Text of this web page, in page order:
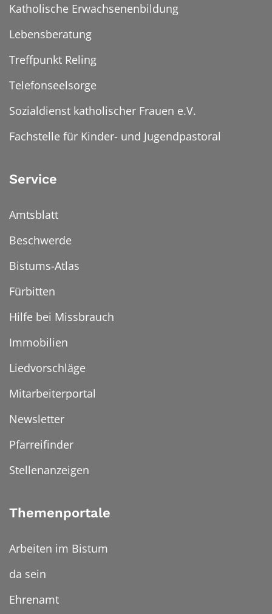
Katholische Erwachsenenbildung
Lebensberatung
Treffpunkt Reling
Telefonseelsorge
Sozialdienst katholischer Frauen e.V.
Fachstelle für Kinder- und Jugendpastoral
Service
Amtsblatt
Beschwerde
Bistums-Atlas
Fürbitten
Hilfe bei Missbrauch
Immobilien
Liedvorschläge
Mitarbeiterportal
Newsletter
Pfarreifinder
Stellenanzeigen
Themenportale
Arbeiten im Bistum
da sein
Ehrenamt